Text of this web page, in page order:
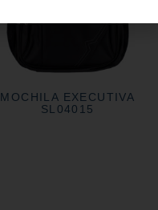
MOCHILA EXECUTIVA
SL04015